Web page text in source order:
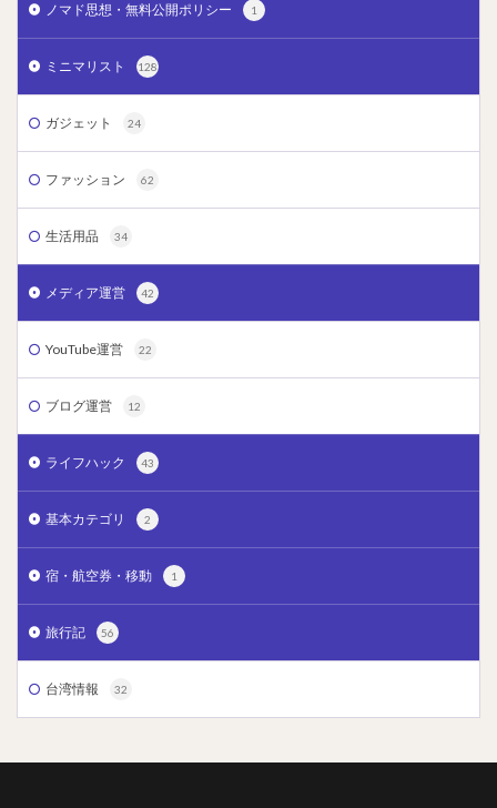
ノマド思想・無料公開ポリシー 1
ミニマリスト 128
ガジェット 24
ファッション 62
生活用品 34
メディア運営 42
YouTube運営 22
ブログ運営 12
ライフハック 43
基本カテゴリ 2
宿・航空券・移動 1
旅行記 56
台湾情報 32